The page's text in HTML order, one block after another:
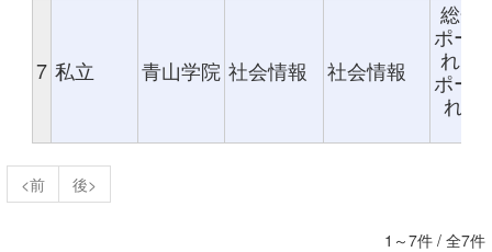
7 私立 青山学院 社会情報 社会情報
総合
ポー
れた
ポー
れた
<前 後>
1～7件 / 全7件